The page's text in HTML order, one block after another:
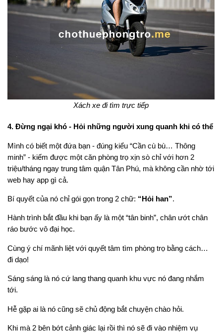
Xách xe đi tìm trực tiếp
4. Đừng ngại khó - Hỏi những người xung quanh khi có thể
Mình có biết một đứa bạn - đúng kiểu “Cần cù bù… Thông
minh” - kiếm được một căn phòng trọ xịn sò chỉ với hơn 2
triệu/tháng ngay trung tâm quận Tân Phú, mà không cần nhờ tới
web hay app gì cả.
Bí quyết của nó chỉ gói gọn trong 2 chữ: “Hỏi han”.
Hành trình bắt đầu khi bạn ấy là một “tân binh”, chân ướt chân
ráo bước vô đại học.
Cùng ý chí mãnh liệt với quyết tâm tìm phòng trọ bằng cách…
đi dạo!
Sáng sáng là nó cứ lang thang quanh khu vực nó đang nhắm
tới.
Hễ gặp ai là nó cũng sẽ chủ động bắt chuyện chào hỏi.
Khi mà 2 bên bớt cảnh giác lại rồi thì nó sẽ đi vào nhiệm vụ